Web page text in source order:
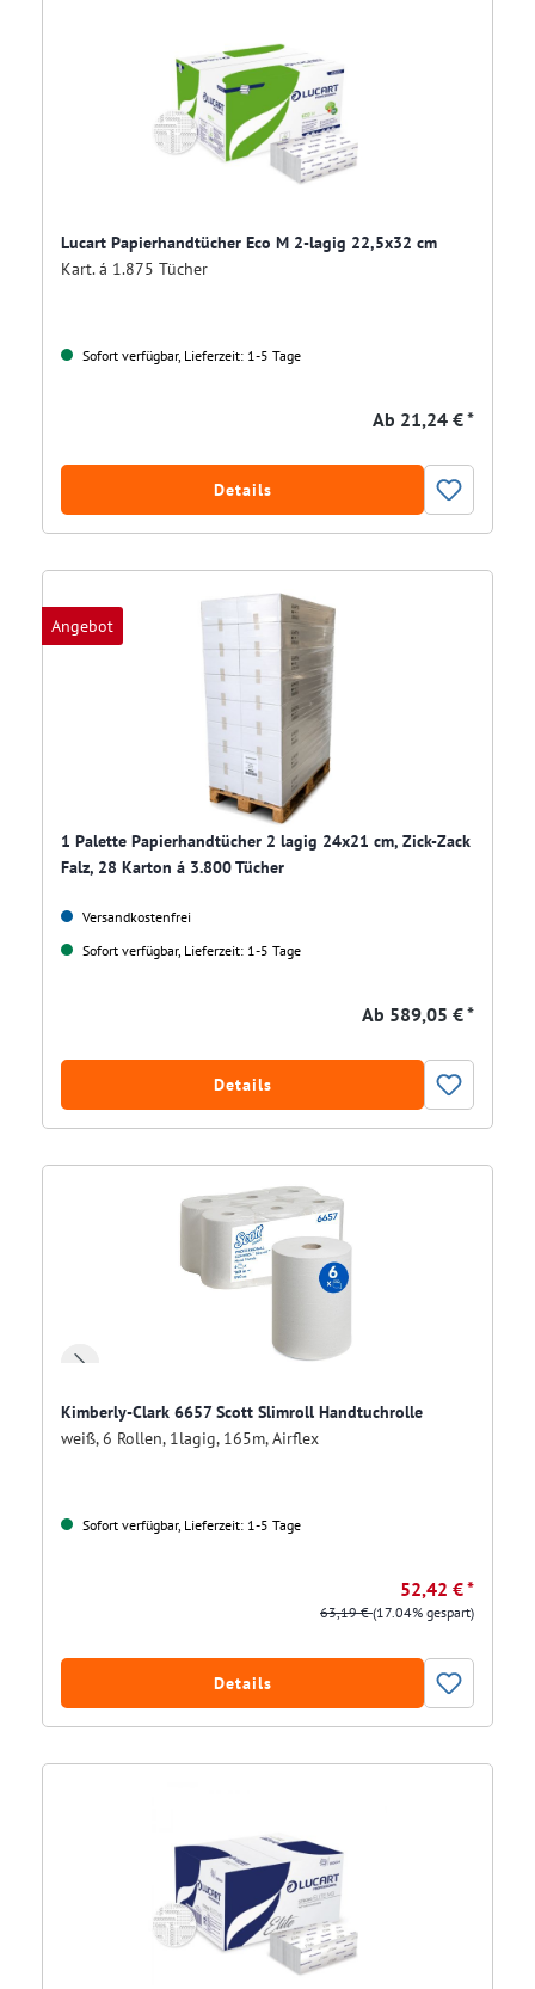
Lucart Papierhandtücher Eco M 2-lagig 22,5x32 cm
Kart. á 1.875 Tücher
Sofort verfügbar, Lieferzeit: 1-5 Tage
Ab 21,24 € *
Details
Angebot
1 Palette Papierhandtücher 2 lagig 24x21 cm, Zick-Zack
Falz, 28 Karton á 3.800 Tücher
Versandkostenfrei
Sofort verfügbar, Lieferzeit: 1-5 Tage
Ab 589,05 € *
Details
Kimberly-Clark 6657 Scott Slimroll Handtuchrolle
weiß, 6 Rollen, 1lagig, 165m, Airflex
Sofort verfügbar, Lieferzeit: 1-5 Tage
52,42 € *
63,19 €(17.04% gespart)
Details